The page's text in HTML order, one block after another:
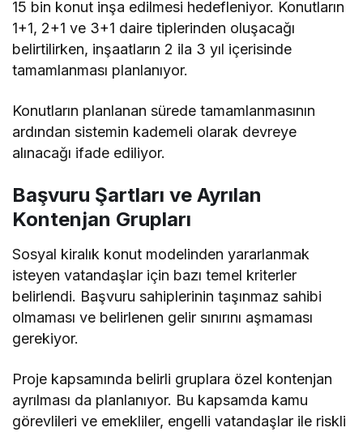
15 bin konut inşa edilmesi hedefleniyor. Konutların
1+1, 2+1 ve 3+1 daire tiplerinden oluşacağı
belirtilirken, inşaatların 2 ila 3 yıl içerisinde
tamamlanması planlanıyor.
Konutların planlanan sürede tamamlanmasının
ardından sistemin kademeli olarak devreye
alınacağı ifade ediliyor.
Başvuru Şartları ve Ayrılan
Kontenjan Grupları
Sosyal kiralık konut modelinden yararlanmak
isteyen vatandaşlar için bazı temel kriterler
belirlendi. Başvuru sahiplerinin taşınmaz sahibi
olmaması ve belirlenen gelir sınırını aşmaması
gerekiyor.
Proje kapsamında belirli gruplara özel kontenjan
ayrılması da planlanıyor. Bu kapsamda kamu
görevlileri ve emekliler, engelli vatandaşlar ile riskli